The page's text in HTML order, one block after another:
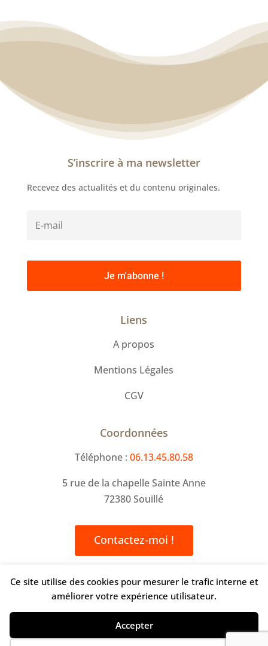
Ce site utilise des cookies pour mesurer le trafic interne et
améliorer votre expérience utilisateur.
Accepter
S’inscrire à ma newsletter
Recevez des actualités et du contenu originales.
Je m'abonne !
Liens
A propos
Mentions Légales
CGV
Coordonnées
Téléphone : 06.13.45.80.58
5 rue de la chapelle Sainte Anne
72380 Souillé
Contactez-moi !
Sophie Trentesaux